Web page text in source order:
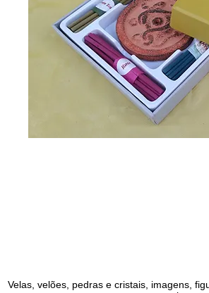
Velas, velões, pedras e cristais, imagens,